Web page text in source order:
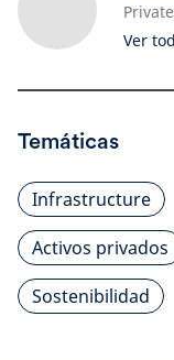
Ver
Temáticas
Infrastructure
Activos privados
Sostenibilidad